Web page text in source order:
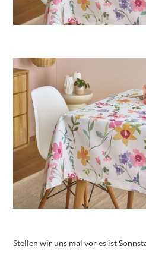
Stellen wir uns mal vor es ist